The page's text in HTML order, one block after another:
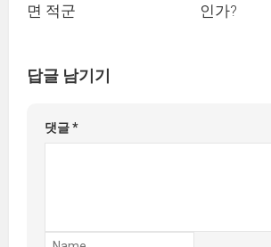
면 적군
인가?
답글 남기기
댓글*